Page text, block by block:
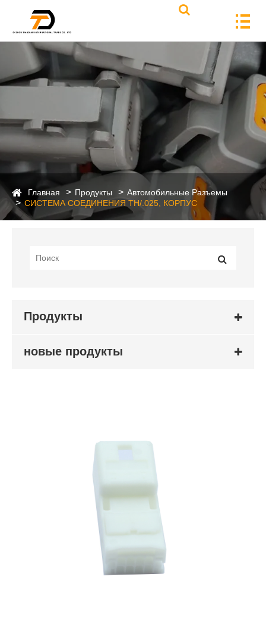
Главная Продукты
Автомобильные Разъемы
СИСТЕМА СОЕДИНЕНИЯ TH/.025, КОРПУС
Продукты
новые продукты